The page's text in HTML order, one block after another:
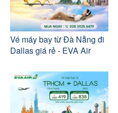
Vé máy bay từ Đà Nẵng đi
Dallas giá rẻ - EVA Air